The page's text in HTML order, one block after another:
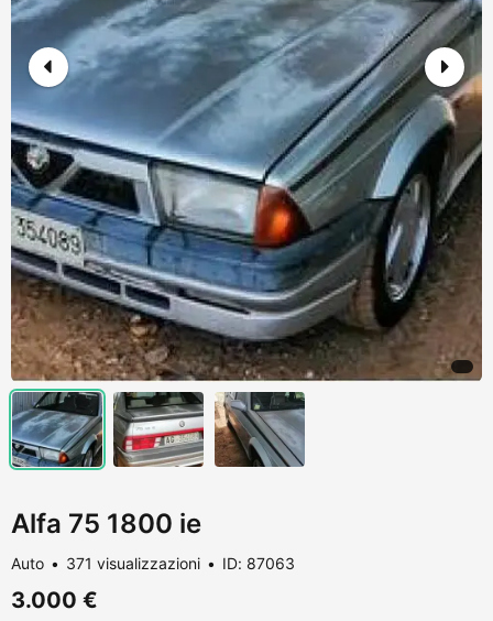
Alfa 75 1800 ie
Auto 371 visualizzazioni ID: 87063
3.000 €